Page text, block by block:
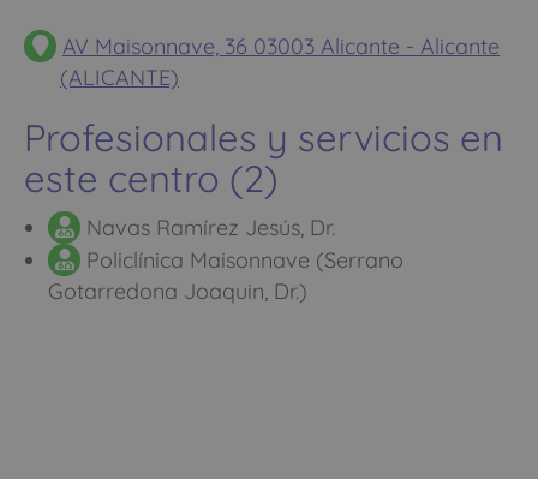
AV Maisonnave, 36 03003 Alicante - Alicante
(ALICANTE)
Profesionales y servicios en
este centro (2)
Navas Ramírez Jesús, Dr.
Policlínica Maisonnave (Serrano
Gotarredona Joaquin, Dr.)